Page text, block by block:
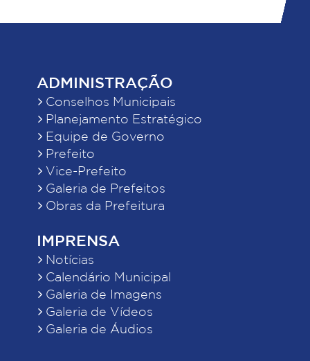
ADMINISTRAÇÃO
Conselhos Municipais
Planejamento Estratégico
Equipe de Governo
Prefeito
Vice-Prefeito
Galeria de Prefeitos
Obras da Prefeitura
IMPRENSA
Notícias
Calendário Municipal
Galeria de Imagens
Galeria de Vídeos
Galeria de Áudios